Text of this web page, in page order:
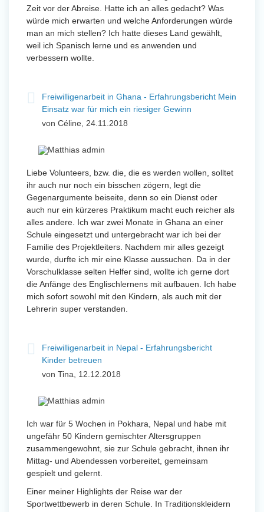
Zeit vor der Abreise. Hatte ich an alles gedacht? Was
würde mich erwarten und welche Anforderungen würde
man an mich stellen? Ich hatte dieses Land gewählt,
weil ich Spanisch lerne und es anwenden und
verbessern wollte.
Freiwilligenarbeit in Ghana - Erfahrungsbericht Mein
Einsatz war für mich ein riesiger Gewinn
von Céline, 24.11.2018
Liebe Volunteers, bzw. die, die es werden wollen, solltet
ihr auch nur noch ein bisschen zögern, legt die
Gegenargumente beiseite, denn so ein Dienst oder
auch nur ein kürzeres Praktikum macht euch reicher als
alles andere. Ich war zwei Monate in Ghana an einer
Schule eingesetzt und untergebracht war ich bei der
Familie des Projektleiters. Nachdem mir alles gezeigt
wurde, durfte ich mir eine Klasse aussuchen. Da in der
Vorschulklasse selten Helfer sind, wollte ich gerne dort
die Anfänge des Englischlernens mit aufbauen. Ich habe
mich sofort sowohl mit den Kindern, als auch mit der
Lehrerin super verstanden.
Freiwilligenarbeit in Nepal - Erfahrungsbericht
Kinder betreuen
von Tina, 12.12.2018
Ich war für 5 Wochen in Pokhara, Nepal und habe mit
ungefähr 50 Kindern gemischter Altersgruppen
zusammengewohnt, sie zur Schule gebracht, ihnen ihr
Mittag- und Abendessen vorbereitet, gemeinsam
gespielt und gelernt.
Einer meiner Highlights der Reise war der
Sportwettbewerb in deren Schule. In Traditionskleidern